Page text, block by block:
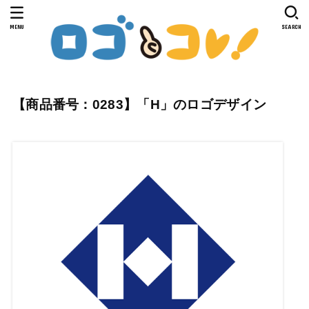
SEARCH
MENU
【商品番号：0283】「H」のロゴデザイン